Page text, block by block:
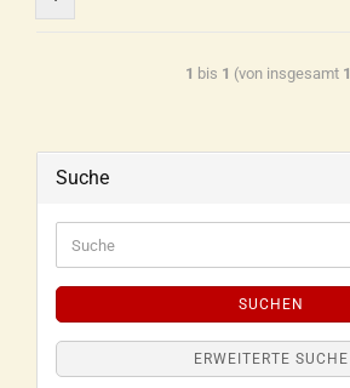
1 bis 1 (von insgesamt 1
Suche
SUCHEN
ERWEITERTE SUCHE